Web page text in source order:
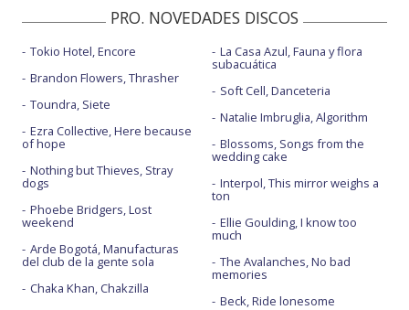
PRO. NOVEDADES DISCOS
Tokio Hotel, Encore
Brandon Flowers, Thrasher
Toundra, Siete
Ezra Collective, Here because
of hope
Nothing but Thieves, Stray
dogs
Phoebe Bridgers, Lost
weekend
Arde Bogotá, Manufacturas
del club de la gente sola
Chaka Khan, Chakzilla
La Casa Azul, Fauna y flora
subacuática
Soft Cell, Danceteria
Natalie Imbruglia, Algorithm
Blossoms, Songs from the
wedding cake
Interpol, This mirror weighs a
ton
Ellie Goulding, I know too
much
The Avalanches, No bad
memories
Beck, Ride lonesome